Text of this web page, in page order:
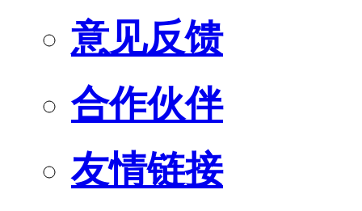
意见反馈
合作伙伴
友情链接